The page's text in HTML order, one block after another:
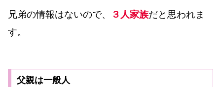
兄弟の情報はないので、 ３人家族だと思われま
す。
父親は一般人